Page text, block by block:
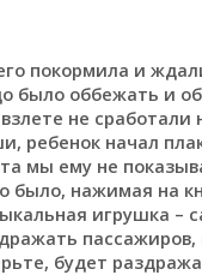
покормила и
было оббежать и
не сработали
ребенок начал
мы ему не
было, нажимая на
игрушка –
будет